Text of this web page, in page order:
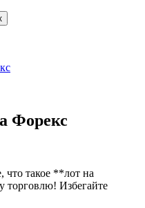
Форекс
что такое **лот на
торговлю! Избегайте